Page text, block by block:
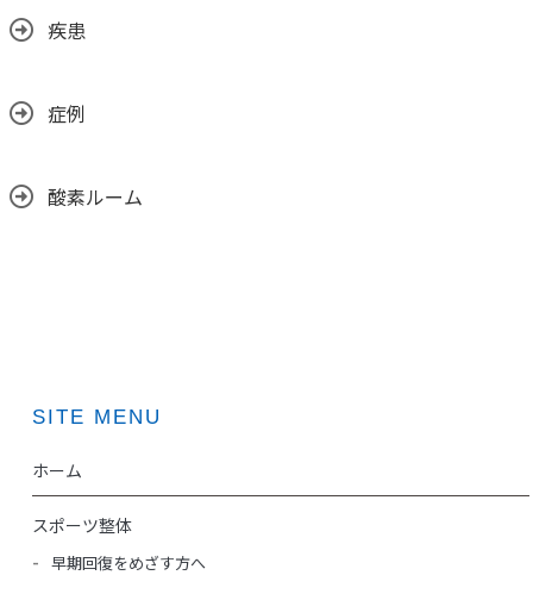
疾患
症例
酸素ルーム
SITE MENU
ホーム
スポーツ整体
早期回復をめざす方へ